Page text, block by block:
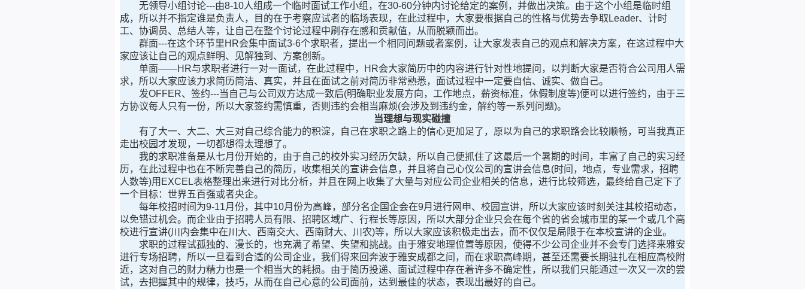
无领导小组讨论---由8-10人组成一个临时面试工作小组，在30-60分钟内讨论给定的案例，并做出决策。由于这个小组是临时组
成，所以并不指定谁是负责人，目的在于考察应试者的临场表现，在此过程中，大家要根据自己的性格与优势去争取Leader、计时
工、协调员、总结人等，让自己在整个讨论过程中刷存在感和贡献值，从而脱颖而出。
群面---在这个环节里HR会集中面试3-6个求职者，提出一个相同问题或者案例，让大家发表自己的观点和解决方案，在这过程中大
家应该让自己的观点鲜明、见解独到、方案创新。
单面——HR与求职者进行一对一面试，在此过程中，HR会大家简历中的内容进行针对性地提问，以判断大家是否符合公司用人需
求，所以大家应该力求简历简洁、真实，并且在面试之前对简历非常熟悉，面试过程中一定要自信、诚实、做自己。
发OFFER、签约---当自己与公司双方达成一致后(明确职业发展方向，工作地点，薪资标准，休假制度等)便可以进行签约，由于三
方协议每人只有一份，所以大家签约需慎重，否则违约会相当麻烦(会涉及到违约金，解约等一系列问题)。
当理想与现实碰撞
有了大一、大二、大三对自己综合能力的积淀，自己在求职之路上的信心更加足了，原以为自己的求职路会比较顺畅，可当我真正
走出校园才发现，一切都想得太理想了。
我的求职准备是从七月份开始的，由于自己的校外实习经历欠缺，所以自己便抓住了这最后一个暑期的时间，丰富了自己的实习经
历，在此过程中也在不断完善自己的简历，收集相关的宣讲会信息，并且将自己心仪公司的宣讲会信息(时间，地点，专业需求，招聘
人数等)用EXCEL表格整理出来进行对比分析，并且在网上收集了大量与对应公司企业相关的信息，进行比较筛选，最终给自己定下了
一个目标：世界五百强或者央企。
每年校招时间为9-11月份，其中10月份为高峰，部分名企国企会在9月进行网申、校园宣讲，所以大家应该时刻关注其校招动态，
以免错过机会。而企业由于招聘人员有限、招聘区域广、行程长等原因，所以大部分企业只会在每个省的省会城市里的某一个或几个高
校进行宣讲(川内会集中在川大、西南交大、西南财大、川农)等，所以大家应该积极走出去，而不仅仅是局限于在本校宣讲的企业。
求职的过程试孤独的、漫长的，也充满了希望、失望和挑战。由于雅安地理位置等原因，使得不少公司企业并不会专门选择来雅安
进行专场招聘，所以一旦看到合适的公司企业，我们得来回奔波于雅安成都之间，而在求职高峰期，甚至还需要长期驻扎在相应高校附
近，这对自己的财力精力也是一个相当大的耗损。由于简历投递、面试过程中存在着许多不确定性，所以我们只能通过一次又一次的尝
试，去把握其中的规律，技巧，从而在自己心意的公司面前，达到最佳的状态，表现出最好的自己。